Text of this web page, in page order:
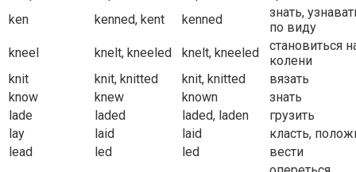
ken
kenned, kent kenned
знать,
по виду
kneel
knelt, kneeled knelt, kneeled
становиться
колени
knit
knit, knitted knit, knitted
вязать
know
knew known
знать
lade
laded laded, laden
грузить
lay
laid laid
класть,
lead
led led
вести